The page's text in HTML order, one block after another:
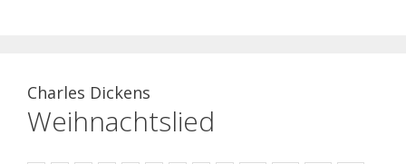
Charles Dickens
Weihnachtslied